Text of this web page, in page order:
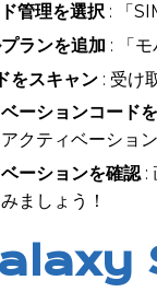
管理を選択 : 「
ランを追加 : 「
をスキャン : 受け
ーションコード
クティベーショ
ーションを確認 :
ましょう！